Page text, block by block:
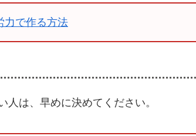
力で作る方法
人は、早めに決めてください。